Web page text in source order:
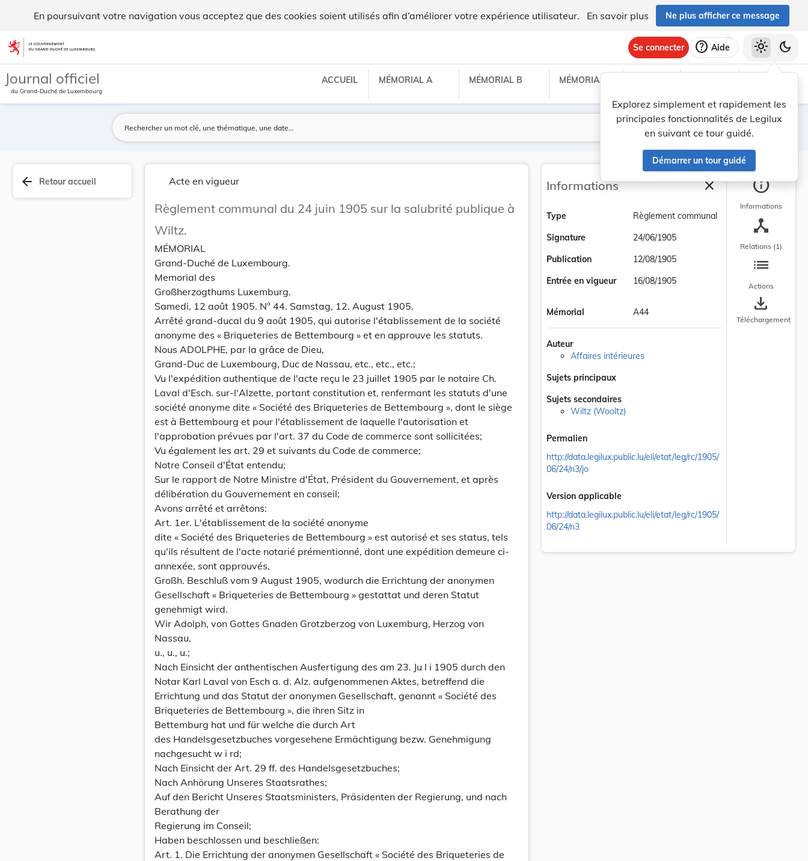
En poursuivant votre navigation vous acceptez que des cookies soient utilisés afin d’améliorer votre expérience utilisateur. En savoir plus Ne plus afficher ce message
Aller au contenu
Se connecter help Aide
Explorez simplement et rapidement les
principales fonctionnalités de Legilux
en suivant ce tour guidé.
Démarrer un tour guidé
light_mode dark_mode
Journal officiel
du Grand-Duché de Luxembourg
ACCUEIL MÉMORIAL A MÉMORIAL B MÉMORIAL C
Lancer la recherche
Filtres
arrow_back Retour accueil Acte en vigueur
Règlement communal du 24 juin 1905 sur la salubrité publique à
Wiltz.
MÉMORIAL
Grand-Duché de Luxembourg.
Memorial des
Großherzogthums Luxemburg.
Samedi, 12 août 1905. N° 44. Samstag, 12. August 1905.
Arrêté grand-ducal du 9 août 1905, qui autorise l'établissement de la société
anonyme des « Briqueteries de Bettembourg » et en approuve les statuts.
Nous ADOLPHE, par la grâce de Dieu,
Grand-Duc de Luxembourg, Duc de Nassau, etc., etc., etc.;
Vu l'expédition authentique de l'acte reçu le 23 juillet 1905 par le notaire Ch.
Laval d'Esch. sur-l'Alzette, portant constitution et, renfermant les statuts d'une
société anonyme dite « Société des Briqueteries de Bettembourg », dont le siège
est à Bettembourg et pour l'établissement de laquelle l'autorisation et
l'approbation prévues par l'art. 37 du Code de commerce sont sollicitées;
Vu également les art. 29 et suivants du Code de commerce;
Notre Conseil d'État entendu;
Sur le rapport de Notre Ministre d'État, Président du Gouvernement, et après
délibération du Gouvernement en conseil;
Avons arrêté et arrêtons:
Art. 1er. L'établissement de la société anonyme
dite « Société des Briqueteries de Bettembourg » est autorisé et ses status, tels
qu'ils résultent de l'acte notarié prémentionné, dont une expédition demeure ci-
annexée, sont approuvés,
Großh. Beschluß vom 9 August 1905, wodurch die Errichtung der anonymen
Gesellschaft « Briqueteries de Bettembourg » gestattat und deren Statut
genehmigt wird.
Wir Adolph, von Gottes Gnaden Grotzberzog von Luxemburg, Herzog von
Nassau,
u., u., u.;
Nach Einsicht der anthentischen Ausfertigung des am 23. Ju l i 1905 durch den
Notar Karl Laval von Esch a. d. Alz. aufgenommenen Aktes, betreffend die
Errichtung und das Statut der anonymen Gesellschaft, genannt « Société des
Briqueteries de Bettembourg », die ihren Sitz in
Bettemburg hat und für welche die durch Art
des Handelsgesetzbuches vorgesehene Ermächtigung bezw. Genehmigung
nachgesucht w i rd;
Nach Einsicht der Art. 29 ff. des Handelsgesetzbuches;
Nach Anhörung Unseres Staatsrathes;
Auf den Bericht Unseres Staatsministers, Präsidenten der Regierung, und nach
Berathung der
Regierung im Conseil;
Haben beschlossen und beschließen:
Art. 1. Die Errichtung der anonymen Gesellschaft « Société des Briqueteries de
Informations closeFermer la barre
Type
Règlement communal
Signature
24/06/1905
Publication
12/08/1905
Entrée en vigueur
16/08/1905
Mémorial A44
Auteur
Affaires intérieures
Sujets principaux
Sujets secondaires
Wiltz (Wooltz)
Permalien
http://data.legilux.public.lu/eli/etat/leg/rc/1905/
06/24/n3/jo
Version applicable
http://data.legilux.public.lu/eli/etat/leg/rc/1905/
06/24/n3
info
Informations
device_hub
Relations (1)
list
Actions
save_alt
Téléchargement